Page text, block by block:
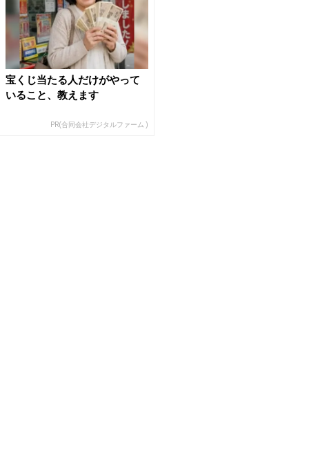
宝くじ当たる人だけがやって
いること、教えます
PR(合同会社デジタルファーム )